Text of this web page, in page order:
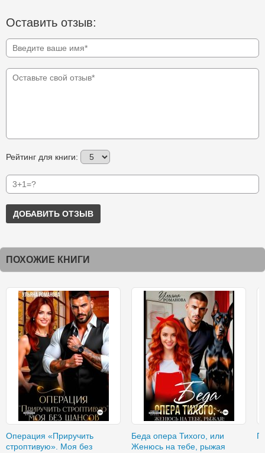
Оставить отзыв:
Рейтинг для книги:
ДОБАВИТЬ ОТЗЫВ
ПОХОЖИЕ КНИГИ
Операция «Приручить
строптивую». Моя без
Беда опера Тихого, или
Женюсь на тебе, рыжая